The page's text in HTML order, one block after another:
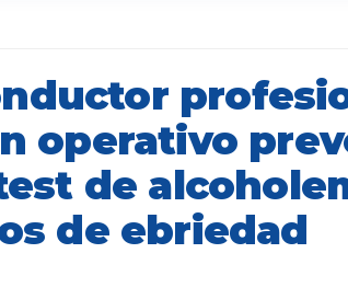
operativo
de
de ebriedad